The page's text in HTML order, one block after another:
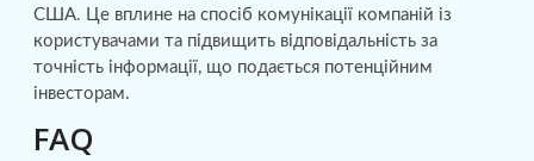
США. Це вплине на спосіб комунікації компаній із
користувачами та підвищить відповідальність за
точність інформації, що подається потенційним
інвесторам.
FAQ